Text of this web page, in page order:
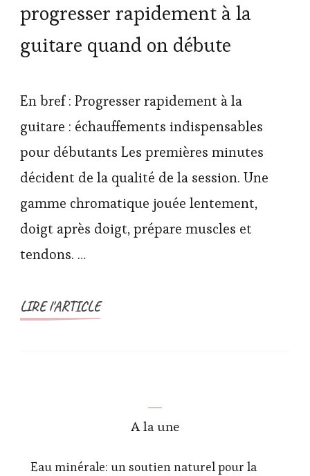
progresser rapidement à la
guitare quand on débute
En bref : Progresser rapidement à la
guitare : échauffements indispensables
pour débutants Les premières minutes
décident de la qualité de la session. Une
gamme chromatique jouée lentement,
doigt après doigt, prépare muscles et
tendons. …
LIRE l'ARTICLE
A la une
Eau minérale: un soutien naturel pour la